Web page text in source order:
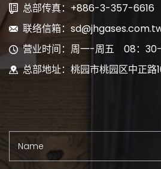
总部传真：+886-3-357-6616
联络信箱：
营业时间：周一-周五 08：
总部地址：桃园市桃园区中正路
Name